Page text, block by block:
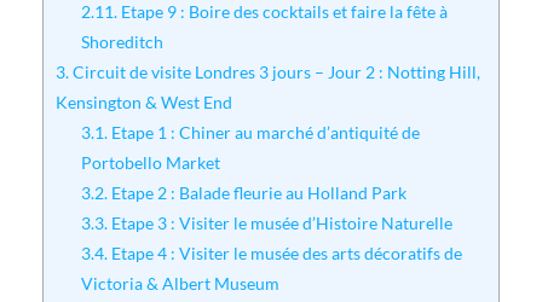
2.11. Etape 9 : Boire des cocktails et faire la fête à
Shoreditch
3.Circuit de visite Londres 3 jours – Jour 2 : Notting Hill,
Kensington & West End
3.1. Etape 1 : Chiner au marché d’antiquité de
Portobello Market
3.2. Etape 2 : Balade fleurie au Holland Park
3.3. Etape 3 : Visiter le musée d’Histoire Naturelle
3.4. Etape 4 : Visiter le musée des arts décoratifs de
Victoria & Albert Museum